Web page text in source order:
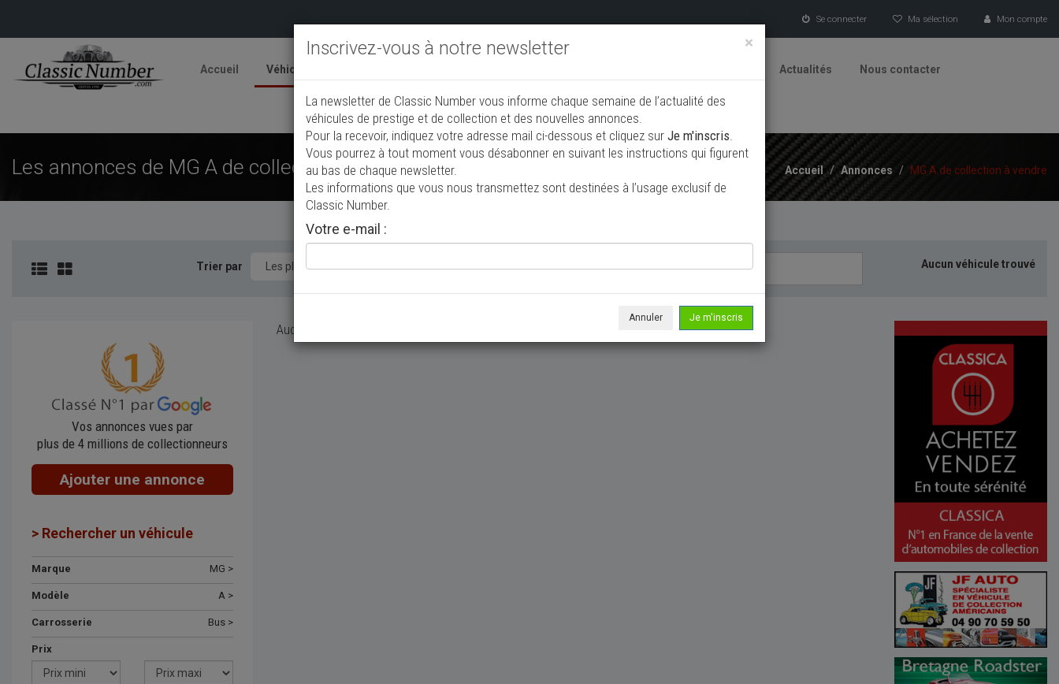
Se connecter Ma sélection Mon compte
Accueil Véhicules Actualités Nous contacter
Ajouter une annonce
Les annonces de MG A de collection à vendre Accueil / Annonces / MG A de collection à vendre
Trier par Aucun véhicule trouvé
Vos annonces vues par
plus de 4 millions de collectionneurs
Ajouter une annonce
> Rechercher un véhicule
Marque MG >
Modèle A >
Carrosserie Bus >
Prix
Aucun véhicule ne correspond à votre recherche, veuillez modifier vos critères de recherche...
×
Inscrivez-vous à notre newsletter
La newsletter de Classic Number vous informe chaque semaine de l’actualité des
véhicules de prestige et de collection et des nouvelles annonces.
Pour la recevoir, indiquez votre adresse mail ci-dessous et cliquez sur Je m'inscris.
Vous pourrez à tout moment vous désabonner en suivant les instructions qui figurent
au bas de chaque newsletter.
Les informations que vous nous transmettez sont destinées à l’usage exclusif de
Classic Number.
Votre e-mail :
Annuler Je m'inscris